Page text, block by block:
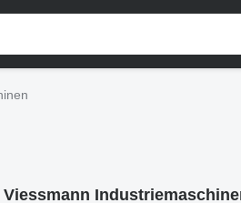
Viessmann